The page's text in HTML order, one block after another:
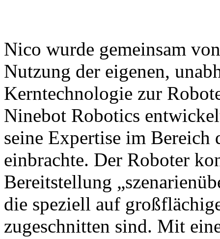
Nico wurde gemeinsam
Nutzung der eigenen,
Kerntechnologie zur
Ninebot Robotics
seine Expertise im
einbrachte. Der Roboter
Bereitstellung
die speziell auf
zugeschnitten sind. Mit